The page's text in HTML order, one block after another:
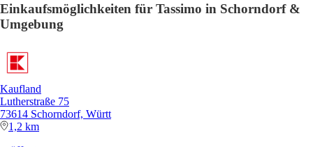
Einkaufsmöglichkeiten für Tassimo in Schorndorf &
Umgebung
Kaufland
Lutherstraße 75
73614 Schorndorf, Württ
1,2 km